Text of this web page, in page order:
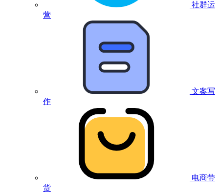
社群运
营
文案写
作
电商带
货